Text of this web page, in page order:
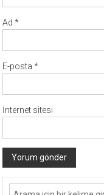
Ad*
E-posta*
İnternet sitesi